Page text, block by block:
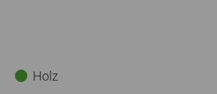
Holz